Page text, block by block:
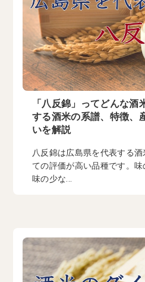
「八反錦」ってどんな
する酒米の系譜、特徴、
いを解説
八反錦は広島県を代表する
ての評価が高い品種です。
味の少な...